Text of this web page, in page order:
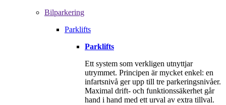
Bilparkering
Parklifts
Parklifts
Ett system som verkligen utnyttjar
utrymmet. Principen är mycket enkel: en
infartsnivå ger upp till tre parkeringsnivåer.
Maximal drift‑ och funktionssäkerhet går
hand i hand med ett urval av extra tillval.